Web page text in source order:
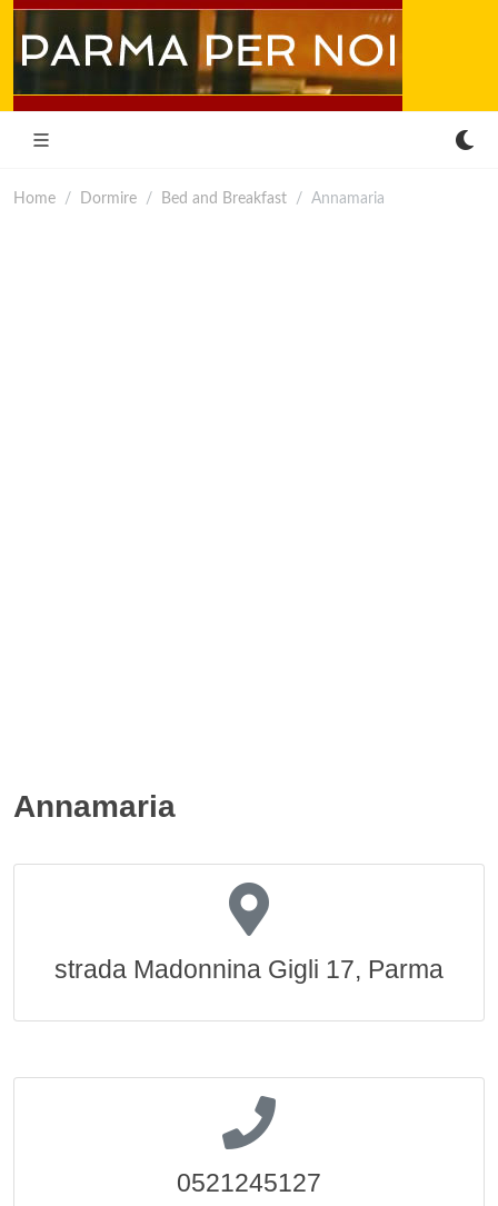
Home Dormire Bed and Breakfast Annamaria
Annamaria
strada Madonnina Gigli 17, Parma
0521245127